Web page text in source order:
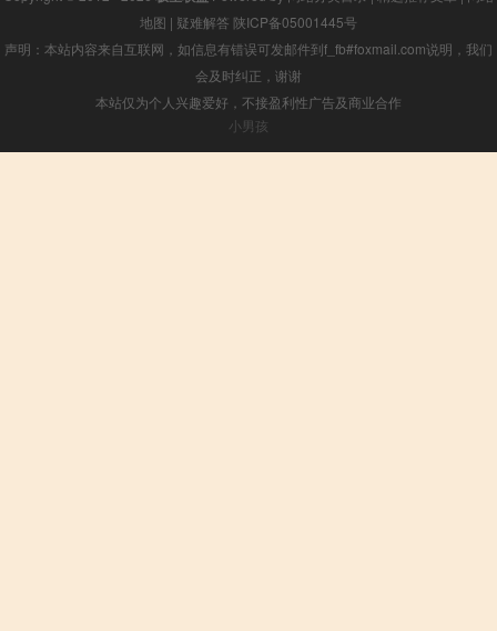
地图 | 疑难解答 陕ICP备05001445号
声明：本站内容来自互联网，如信息有错误可发邮件到f_fb#foxmail.com说明，我们
会及时纠正，谢谢
本站仅为个人兴趣爱好，不接盈利性广告及商业合作
小男孩